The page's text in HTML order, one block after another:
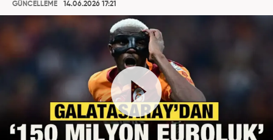
GÜNCELLEME
14.06.2026 17:21